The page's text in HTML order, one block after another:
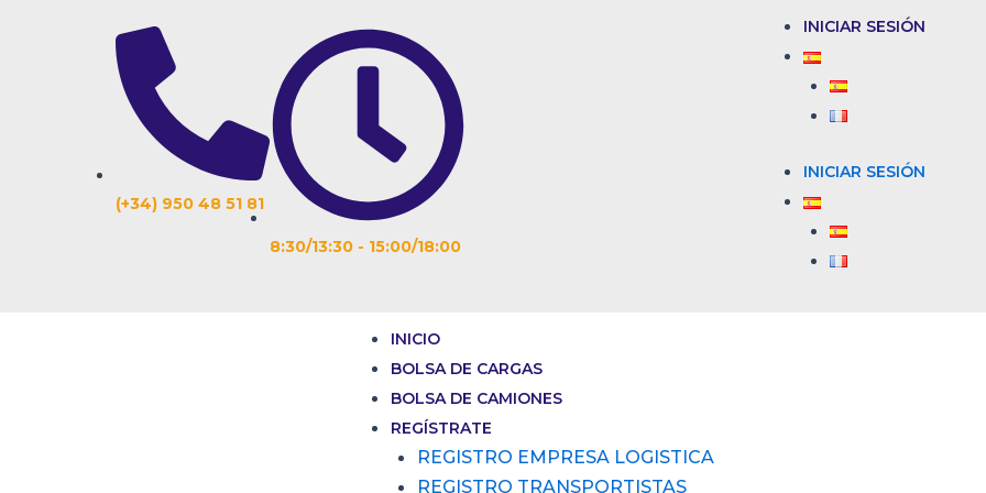
(+34) 950 48 51 81
8:30/13:30 - 15:00/18:00
INICIAR SESIÓN
INICIAR SESIÓN
INICIO
BOLSA DE CARGAS
BOLSA DE CAMIONES
REGÍSTRATE
REGISTRO EMPRESA LOGISTICA
REGISTRO TRANSPORTISTAS
de
entradas